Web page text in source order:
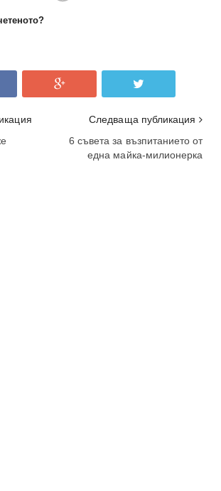
Следваща публикация
6 съвета за възпитанието от
една майка-милионерка